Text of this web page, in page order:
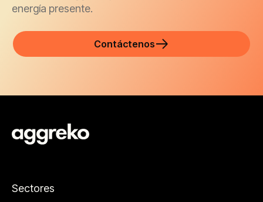
energía presente.
Contáctenos
Sectores